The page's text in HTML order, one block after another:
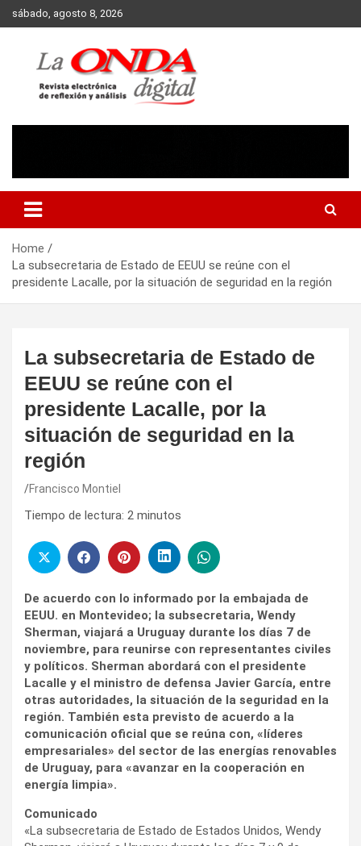
Skip
to
sábado, agosto 8, 2026
Home
La subsecretaria de Estado de EEUU se reúne con el
presidente Lacalle, por la situación de seguridad en la región
La subsecretaria de Estado de
EEUU se reúne con el
presidente Lacalle, por la
situación de seguridad en la
región
Francisco Montiel
Tiempo de lectura: 2 minutos
De acuerdo con lo informado por la embajada de
EEUU. en Montevideo; la subsecretaria, Wendy
Sherman, viajará a Uruguay durante los días 7 de
noviembre, para reunirse con representantes civiles
y políticos. Sherman abordará con el presidente
Lacalle y el ministro de defensa Javier García, entre
otras autoridades, la situación de la seguridad en la
región. También esta previsto de acuerdo a la
comunicación oficial que se reúna con, «líderes
empresariales» del sector de las energías renovables
de Uruguay, para «avanzar en la cooperación en
energía limpia».
Comunicado
«La subsecretaria de Estado de Estados Unidos, Wendy